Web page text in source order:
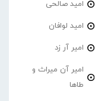
امید صالحی
امید لوافان
امیر آر زد
امیر آن میراث و
طاها